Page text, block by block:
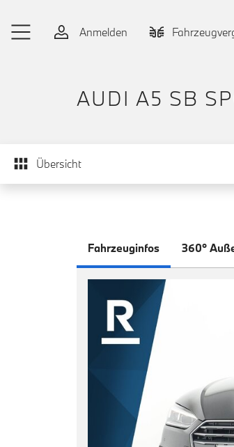
Anmelden
AUDI A5 SB
Übersicht
Fahrzeuginfos 360°